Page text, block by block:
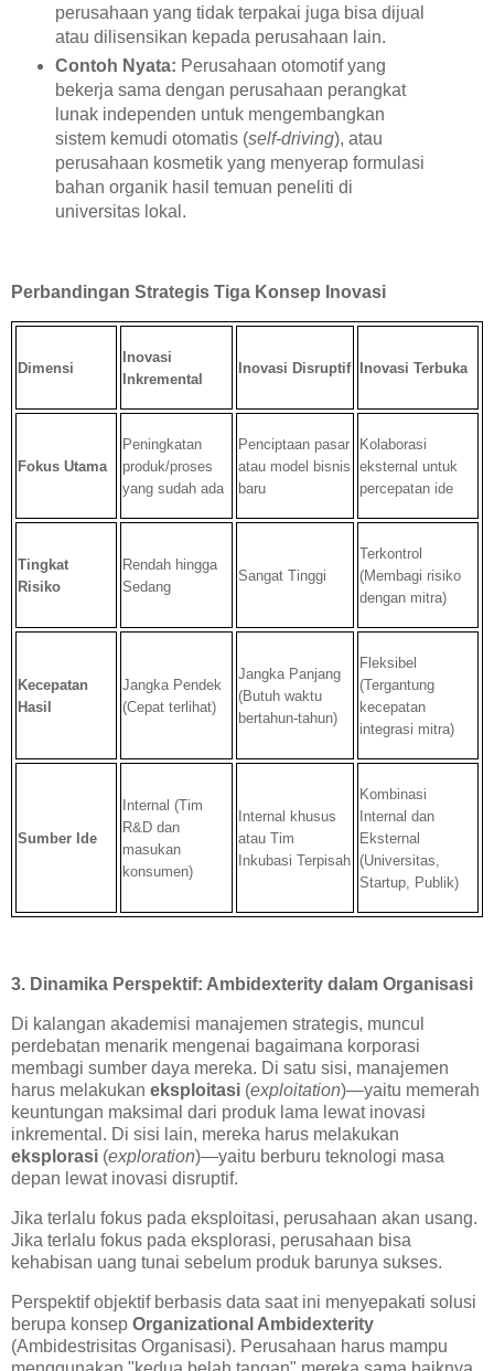
perusahaan yang tidak terpakai juga bisa dijual
atau dilisensikan kepada perusahaan lain.
Contoh Nyata: Perusahaan otomotif yang
bekerja sama dengan perusahaan perangkat
lunak independen untuk mengembangkan
sistem kemudi otomatis (self-driving), atau
perusahaan kosmetik yang menyerap formulasi
bahan organik hasil temuan peneliti di
universitas lokal.
Perbandingan Strategis Tiga Konsep Inovasi
Dimensi
Inovasi
Inkremental
Inovasi Disruptif Inovasi Terbuka
Fokus Utama
Peningkatan
produk/proses
yang sudah ada
Penciptaan pasar
atau model bisnis
baru
Kolaborasi
eksternal untuk
percepatan ide
Tingkat
Risiko
Rendah hingga
Sedang
Sangat Tinggi
Terkontrol
(Membagi risiko
dengan mitra)
Kecepatan
Hasil
Jangka Pendek
(Cepat terlihat)
Jangka Panjang
(Butuh waktu
bertahun-tahun)
Fleksibel
(Tergantung
kecepatan
integrasi mitra)
Sumber Ide
Internal (Tim
R&D dan
masukan
konsumen)
Internal khusus
atau Tim
Inkubasi Terpisah
Kombinasi
Internal dan
Eksternal
(Universitas,
Startup, Publik)
3. Dinamika Perspektif: Ambidexterity dalam Organisasi
Di kalangan akademisi manajemen strategis, muncul
perdebatan menarik mengenai bagaimana korporasi
membagi sumber daya mereka. Di satu sisi, manajemen
harus melakukan eksploitasi (exploitation)—yaitu memerah
keuntungan maksimal dari produk lama lewat inovasi
inkremental. Di sisi lain, mereka harus melakukan
eksplorasi (exploration)—yaitu berburu teknologi masa
depan lewat inovasi disruptif.
Jika terlalu fokus pada eksploitasi, perusahaan akan usang.
Jika terlalu fokus pada eksplorasi, perusahaan bisa
kehabisan uang tunai sebelum produk barunya sukses.
Perspektif objektif berbasis data saat ini menyepakati solusi
berupa konsep Organizational Ambidexterity
(Ambidestrisitas Organisasi). Perusahaan harus mampu